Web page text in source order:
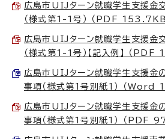
広島市UIJターン就職学生支援金
（様式第1-1号） （PDF 153.7KB
広島市UIJターン就職学生支援金
（様式第1-1号）【記入例】 （PDF
広島市UIJターン就職学生支援金
事項（様式第1号別紙1） （Word
広島市UIJターン就職学生支援金
事項（様式第1号別紙1） （PDF